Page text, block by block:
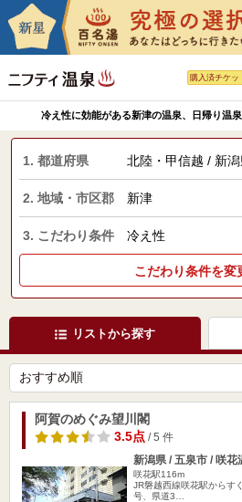
購入済チケッ
冷え性に効能がある新津の温泉、日帰り温
1. 都道府県 北陸・甲信越 / 新潟
2. 地域・市区郡 新津
3. こだわり条件 冷え性
こだわり条件を変
リストから探す
阿賀のめぐみ望川閣
3.5点/ 5 件
新潟県 / 五泉市 / 咲花
咲花駅116m
JR磐越西線咲花駅からす
号、県道3…